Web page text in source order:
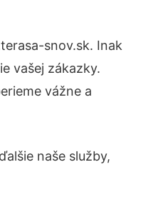
snov.sk. Inak
vašej zákazky.
vážne a
naše služby,